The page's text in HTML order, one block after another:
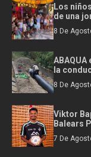
Los
de una
8 De
la
8 De
Viktor
Balears
7 De